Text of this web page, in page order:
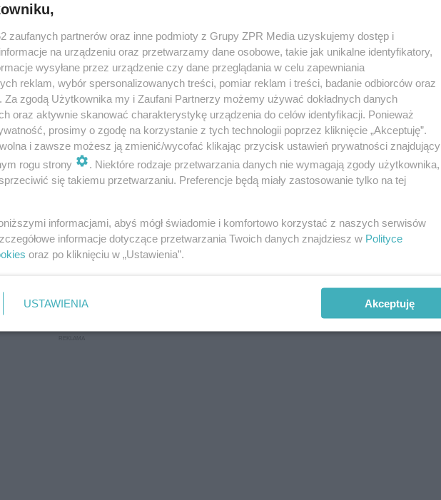
zaufanych partnerów oraz inne podmioty z Grupy ZPR Media uzyskujemy dostęp i
na urządzeniu oraz przetwarzamy dane osobowe, takie jak unikalne identyfikatory,
wysyłane przez urządzenie czy dane przeglądania w celu zapewniania
reklam, wybór spersonalizowanych treści, pomiar reklam i treści, badanie odbiorców oraz
Za zgodą Użytkownika my i Zaufani Partnerzy możemy używać dokładnych danych
oraz aktywnie skanować charakterystykę urządzenia do celów identyfikacji. Ponieważ
prosimy o zgodę na korzystanie z tych technologii poprzez kliknięcie „Akceptuję”.
i zawsze możesz ją zmienić/wycofać klikając przycisk ustawień prywatności znajdujący
rogu strony
. Niektóre rodzaje przetwarzania danych nie wymagają zgody użytkownika,
się takiemu przetwarzaniu. Preferencje będą miały zastosowanie tylko na tej
informacjami, abyś mógł świadomie i komfortowo korzystać z naszych serwisów
informacje dotyczące przetwarzania Twoich danych znajdziesz w Polityce
oraz po kliknięciu w „Ustawienia”.
USTAWIENIA Akceptuję